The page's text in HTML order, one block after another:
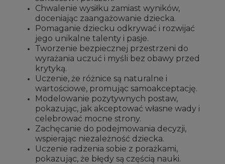
Chwalenie wysiłku zamiast wyników,
doceniając zaangażowanie dziecka.
Pomaganie dziecku odkrywać i rozwijać
jego unikalne talenty i pasje.
Tworzenie bezpiecznej przestrzeni do
wyrażania uczuć i myśli bez obawy przed
krytyką.
Uczenie, że różnice są naturalne i
wartościowe, promując samoakceptację.
Modelowanie pozytywnych postaw,
pokazując, jak akceptować własne wady i
celebrować mocne strony.
Zachęcanie do podejmowania decyzji,
wspierając niezależność dziecka.
Uczenie radzenia sobie z porażkami,
pokazując, że błędy są częścią nauki.